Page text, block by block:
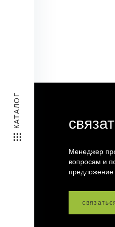
КАТАЛОГ
Менеджер
вопросам и
предложение